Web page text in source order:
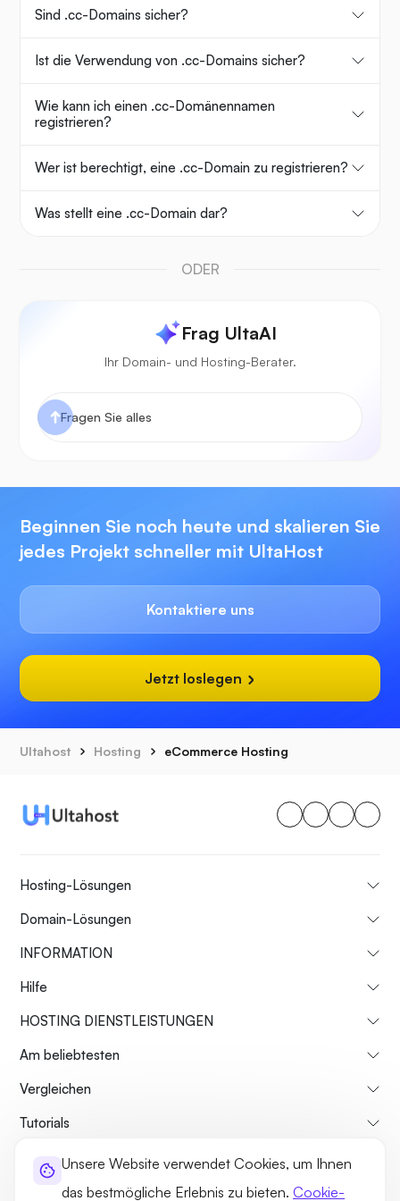
Unsere Website verwendet Cookies, um Ihnen
das bestmögliche Erlebnis zu bieten. Cookie-
Sind .cc-Domains sicher?
Ist die Verwendung von .cc-Domains sicher?
Wie kann ich einen .cc-Domänennamen
registrieren?
Wer ist berechtigt, eine .cc-Domain zu registrieren?
Was stellt eine .cc-Domain dar?
ODER
Frag UltaAI
Ihr Domain- und Hosting-Berater.
Beginnen Sie noch heute und skalieren Sie
jedes Projekt schneller mit UltaHost
Kontaktiere uns
Jetzt loslegen
Ultahost Hosting eCommerce Hosting
Hosting-Lösungen
Domain-Lösungen
INFORMATION
Hilfe
HOSTING DIENSTLEISTUNGEN
Am beliebtesten
Vergleichen
Tutorials
Über uns
Datenschutz-BestimmungenRechtlichesSeitenverzeichnis